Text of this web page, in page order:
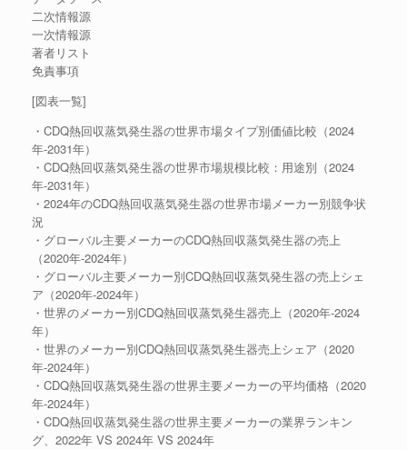
二次情報源
一次情報源
著者リスト
免責事項
[図表一覧]
・CDQ熱回収蒸気発生器の世界市場タイプ別価値比較（2024
年-2031年）
・CDQ熱回収蒸気発生器の世界市場規模比較：用途別（2024
年-2031年）
・2024年のCDQ熱回収蒸気発生器の世界市場メーカー別競争状
況
・グローバル主要メーカーのCDQ熱回収蒸気発生器の売上
（2020年-2024年）
・グローバル主要メーカー別CDQ熱回収蒸気発生器の売上シェ
ア（2020年-2024年）
・世界のメーカー別CDQ熱回収蒸気発生器売上（2020年-2024
年）
・世界のメーカー別CDQ熱回収蒸気発生器売上シェア（2020
年-2024年）
・CDQ熱回収蒸気発生器の世界主要メーカーの平均価格（2020
年-2024年）
・CDQ熱回収蒸気発生器の世界主要メーカーの業界ランキン
グ、2022年 VS 2024年 VS 2024年